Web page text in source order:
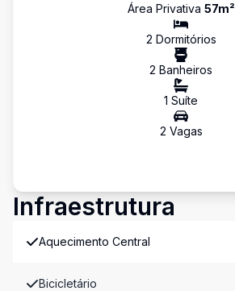
Área Privativa 57m²
2 Dormitórios
2 Banheiros
1 Suíte
2 Vagas
Infraestrutura
Aquecimento Central
Bicicletário